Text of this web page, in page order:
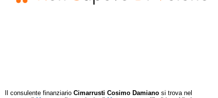
Il consulente finanziario Cimarrusti Cosimo Damiano si trova nel